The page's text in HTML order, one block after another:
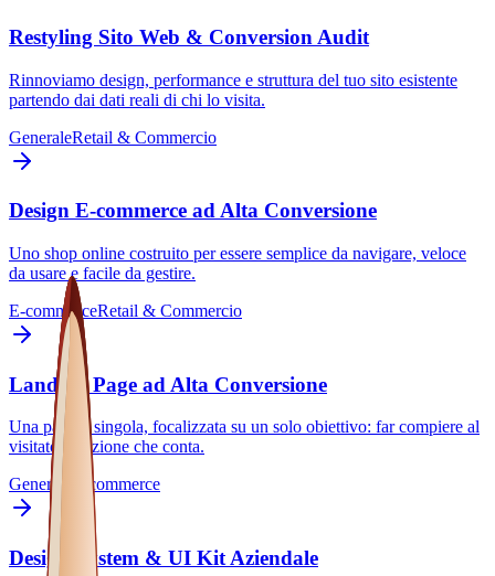
Restyling Sito Web & Conversion Audit
Rinnoviamo design, performance e struttura del tuo sito esistente
partendo dai dati reali di chi lo visita.
GeneraleRetail & Commercio
Design E-commerce ad Alta Conversione
Uno shop online costruito per essere semplice da navigare, veloce
da usare e facile da gestire.
E-commerceRetail & Commercio
Landing Page ad Alta Conversione
Una pagina singola, focalizzata su un solo obiettivo: far compiere al
visitatore l'azione che conta.
Generale
E-commerce
Design System & UI Kit Aziendale